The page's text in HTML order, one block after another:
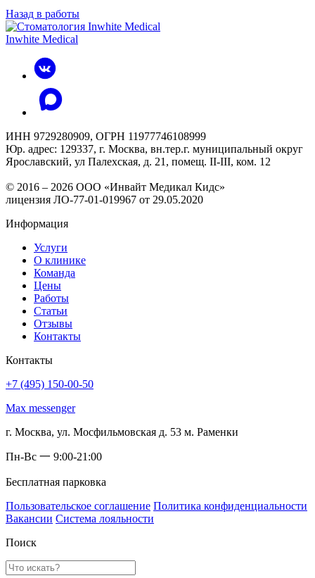
Назад в работы
Inwhite Medical
ИНН 9729280909, ОГРН 11977746108999
Юр. адрес: 129337, г. Москва, вн.тер.г. муниципальный округ
Ярославский, ул Палехская, д. 21, помещ. II-III, ком. 12
© 2016 – 2026 ООО «Инвайт Медикал Кидс»
лицензия ЛО-77-01-019967 от 29.05.2020
Информация
Услуги
О клинике
Команда
Цены
Работы
Статьи
Отзывы
Контакты
Контакты
+7 (495) 150-00-50
Max messenger
г. Москва, ул. Мосфильмовская д. 53 м. Раменки
Пн-Вс 一 9:00-21:00
Бесплатная парковка
Пользовательское соглашение Политика конфиденциальности
Вакансии Система лояльности
Поиск